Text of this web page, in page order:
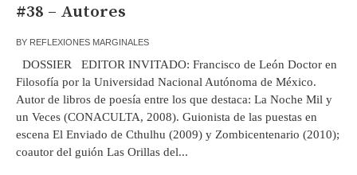
#38 – Autores
BY REFLEXIONES MARGINALES
DOSSIER EDITOR INVITADO: Francisco de León Doctor en
Filosofía por la Universidad Nacional Autónoma de México.
Autor de libros de poesía entre los que destaca: La Noche Mil y
un Veces (CONACULTA, 2008). Guionista de las puestas en
escena El Enviado de Cthulhu (2009) y Zombicentenario (2010);
coautor del guión Las Orillas del...